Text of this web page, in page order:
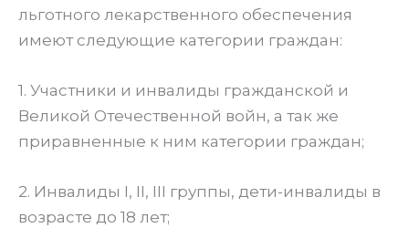
льготного лекарственного обеспечения
имеют следующие категории граждан:
1. Участники и инвалиды гражданской и
Великой Отечественной войн, а так же
приравненные к ним категории граждан;
2. Инвалиды I, II, III группы, дети-инвалиды в
возрасте до 18 лет;